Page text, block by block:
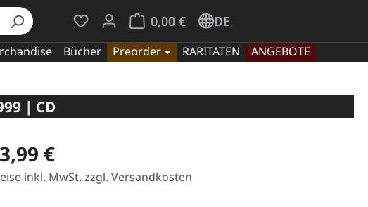
Du hast 0 Produkte auf dem Merkzettel
0,00 €
Warenkorb enthält 0 Positionen. Der
DE
Bücher Preorder RARITÄTEN
ANGEBOTE
| CD
Preis:
€
inkl. MwSt. zzgl. Versandkosten